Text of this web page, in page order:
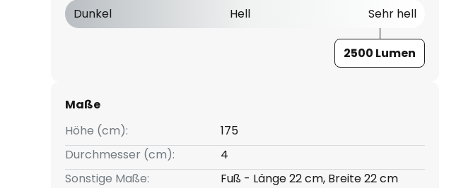
Dunkel
Hell Sehr hell
2500 Lumen
Maße
Höhe (cm):
175
Durchmesser (cm):
4
Sonstige Maße:
Fuß - Länge 22 cm, Breite 22 cm